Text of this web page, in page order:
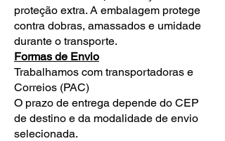
proteção extra. A embalagem protege
contra dobras, amassados e umidade
durante o transporte.
Formas de Envio
Trabalhamos com transportadoras e
Correios (PAC)
O prazo de entrega depende do CEP
de destino e da modalidade de envio
selecionada.